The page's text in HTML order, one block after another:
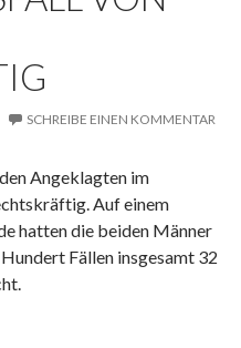
SCHREIBE EINEN KOMMENTAR
Angeklagten im
Auf einem
hatten die beiden Männer
Fällen insgesamt 32
ist rechtskräftig